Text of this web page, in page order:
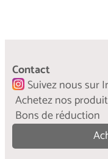
L’histoire
fashion.
...
En
Contact
Suivez nous sur
Achetez nos
Bons de réduction